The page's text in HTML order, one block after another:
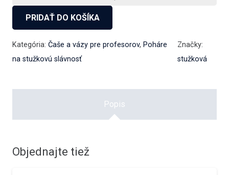
VZOR
2
PRIDAŤ DO KOŠÍKA
Kategória: Čaše a vázy pre profesorov, Poháre
na stužkovú slávnosť
Značky:
stužková
Popis
Objednajte tiež